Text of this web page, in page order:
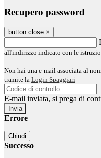
Recupero password
button close ×
all'indirizzo indicato con le
Non hai una e-mail associata al
tramite la Login Spaggiari
E-mail inviata, si prega di
Errore
Chiudi
Successo